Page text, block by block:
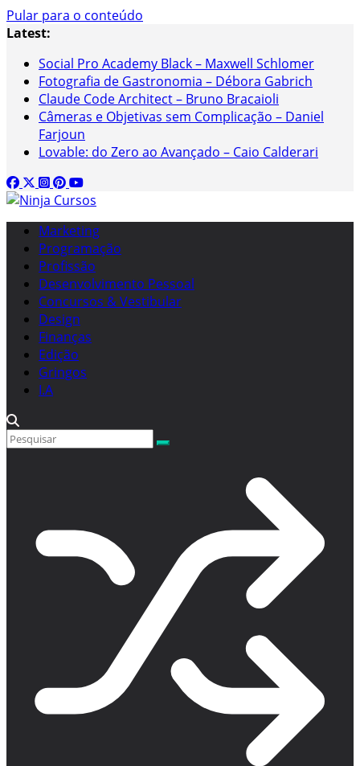
Pular para o conteúdo
Latest:
Social Pro Academy Black – Maxwell Schlomer
Fotografia de Gastronomia – Débora Gabrich
Claude Code Architect – Bruno Bracaioli
Câmeras e Objetivas sem Complicação – Daniel
Farjoun
Lovable: do Zero ao Avançado – Caio Calderari
Marketing
Programação
Profissão
Desenvolvimento Pessoal
Concursos & Vestibular
Design
Finanças
Edição
Gringos
I.A